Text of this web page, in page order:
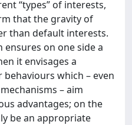
“types” of interests,
that the gravity of
than default interests.
ensures on one side a
it envisages a
which – even
– aim
advantages; on the
be an appropriate